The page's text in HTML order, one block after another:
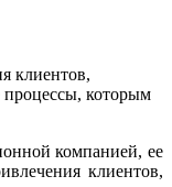
клиентов,
процессы, которым
компанией, ее
клиентов,